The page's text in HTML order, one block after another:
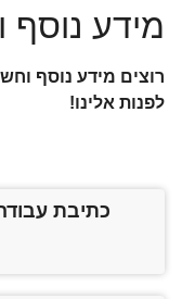
מידע נוסף
רוצים מידע נוסף
לפנות אלינו!
כתיבת